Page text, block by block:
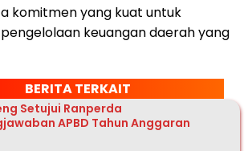
komitmen yang kuat untuk
keuangan daerah yang
BERITA TERKAIT
Setujui Ranperda
APBD Tahun Anggaran